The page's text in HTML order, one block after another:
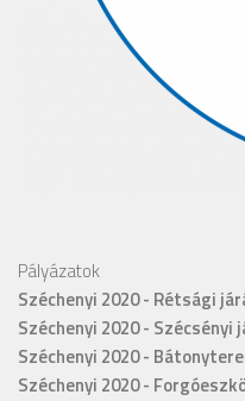
Pályázatok
Széchenyi 2020 - Rétsági
Széchenyi 2020 - Szécsényi
Széchenyi 2020 -
Széchenyi 2020 -